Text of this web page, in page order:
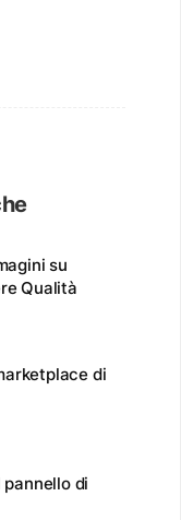
su
Qualità
di
di